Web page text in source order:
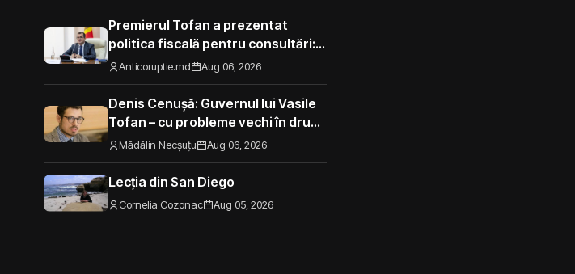
Premierul Tofan a prezentat
politica fiscală pentru consultări:
„Nu mi se pare corect ca avocado
să fie taxat la fel ca un măr din
Moldova”
Anticoruptie.md Aug 06, 2026
Denis Cenușă: Guvernul lui Vasile
Tofan – cu probleme vechi în drum
spre UE
Mădălin Necșuțu Aug 06, 2026
Lecția din San Diego
Cornelia Cozonac Aug 05, 2026